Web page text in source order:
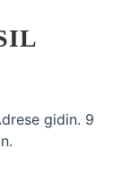
gidin. 9